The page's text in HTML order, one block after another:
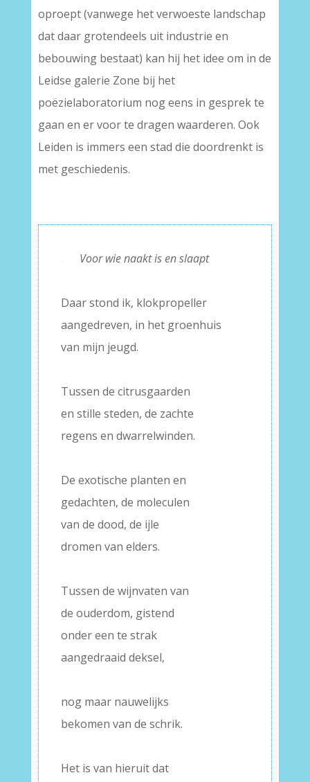
oproept (vanwege het verwoeste landschap
dat daar grotendeels uit industrie en
bebouwing bestaat) kan hij het idee om in de
Leidse galerie Zone bij het
poëzielaboratorium nog eens in gesprek te
gaan en er voor te dragen waarderen. Ook
Leiden is immers een stad die doordrenkt is
met geschiedenis.
.
Voor wie naakt is en slaapt
Daar stond ik, klokpropeller
aangedreven, in het groenhuis
van mijn jeugd.
Tussen de citrusgaarden
en stille steden, de zachte
regens en dwarrelwinden.
De exotische planten en
gedachten, de moleculen
van de dood, de ijle
dromen van elders.
Tussen de wijnvaten van
de ouderdom, gistend
onder een te strak
aangedraaid deksel,
nog maar nauwelijks
bekomen van de schrik.
Het is van hieruit dat